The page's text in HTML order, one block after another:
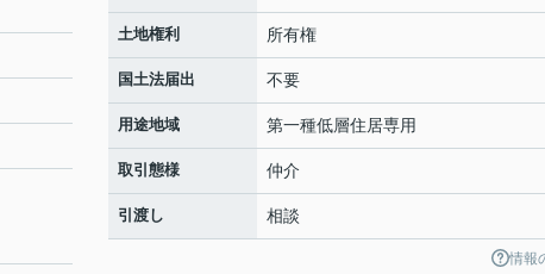
土地権利 所有権
国土法届出 不要
用途地域 第一種低層住居専用
取引態様 仲介
引渡し 相談
情報